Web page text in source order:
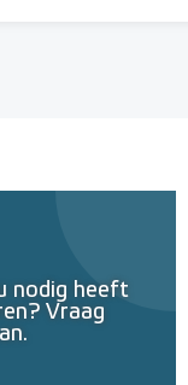
nodig heeft
Vraag